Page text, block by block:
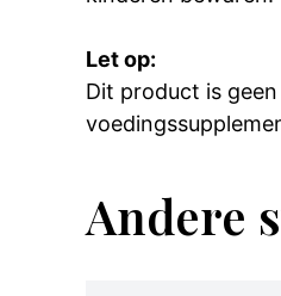
Let op:
Dit product is
Andere